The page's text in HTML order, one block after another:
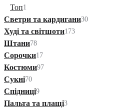
Топ1
Светри та кардигани30
Худі та світшоти173
Штани78
Сорочки17
Костюми97
Сукні70
Спідниці9
Пальта та плащі3